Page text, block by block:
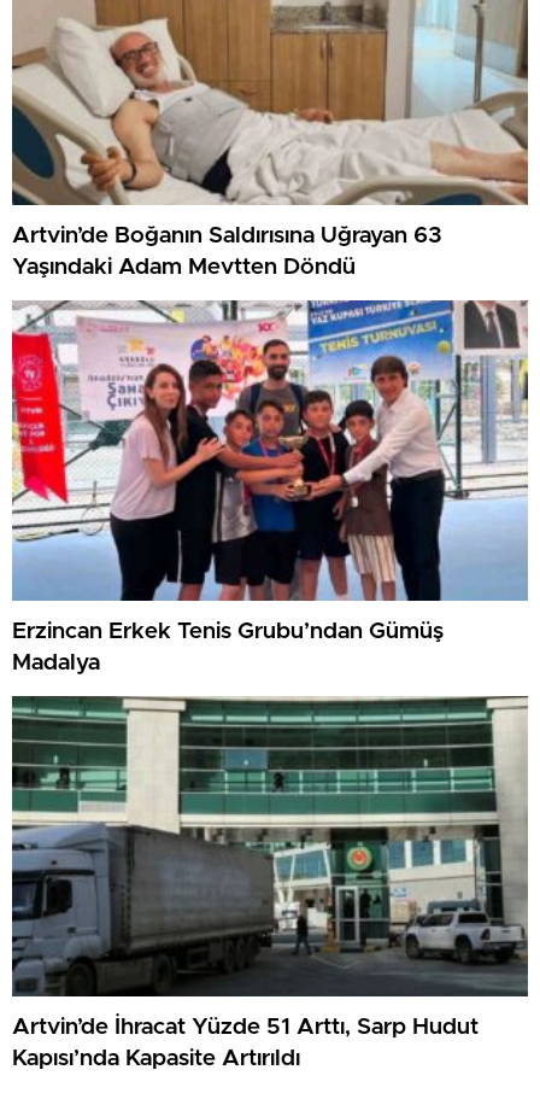
Artvin’de Boğanın Saldırısına Uğrayan 63
Yaşındaki Adam Mevtten Döndü
Erzincan Erkek Tenis Grubu’ndan Gümüş
Madalya
Artvin’de İhracat Yüzde 51 Arttı, Sarp Hudut
Kapısı’nda Kapasite Artırıldı